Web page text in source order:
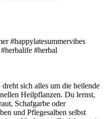
#happylatesummervibes
#herbal